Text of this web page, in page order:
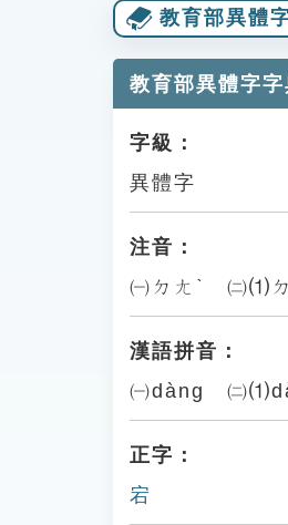
教育部異體
教育部異體字字
字級：
異體字
注音：
㈠ㄉㄤˋ ㈡⑴
漢語拼音：
㈠dàng ㈡
正字：
宕